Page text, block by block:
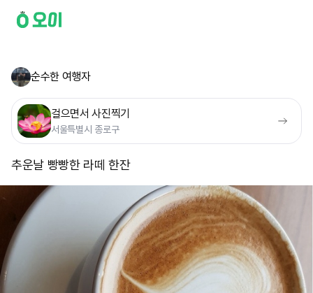
순수한 여행자
걸으면서 사진찍기
서울특별시 종로구
추운날 빵빵한 라떼 한잔